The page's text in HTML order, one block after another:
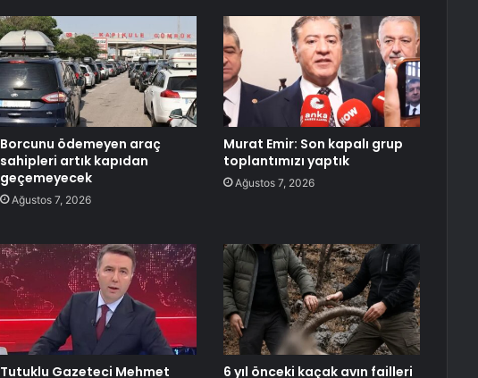
Borcunu ödemeyen araç
sahipleri artık kapıdan
geçemeyecek
Ağustos 7, 2026
Murat Emir: Son kapalı grup
toplantımızı yaptık
Ağustos 7, 2026
Tutuklu Gazeteci Mehmet 6 yıl önceki kaçak avın failleri